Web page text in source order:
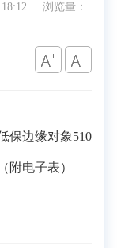
浏览量：
保边缘对象510
附电子表）